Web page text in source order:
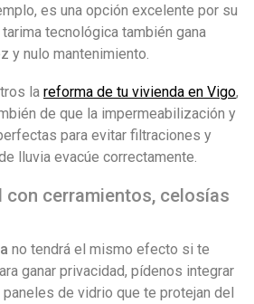
es una opción excelente por su
tecnológica también gana
y nulo mantenimiento.
la reforma de tu vivienda en Vigo,
de que la impermeabilización y
para evitar filtraciones y
lluvia evacúe correctamente.
con cerramientos, celosías
no tendrá el mismo efecto si te
ganar privacidad, pídenos integrar
de vidrio que te protejan del